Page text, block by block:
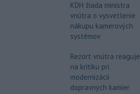
KDH žiada ministra
vnútra o vysvetlenie
nákupu kamerových
systémov
Rezort vnútra reaguje
na kritiku pri
modernizácii
dopravných kamier